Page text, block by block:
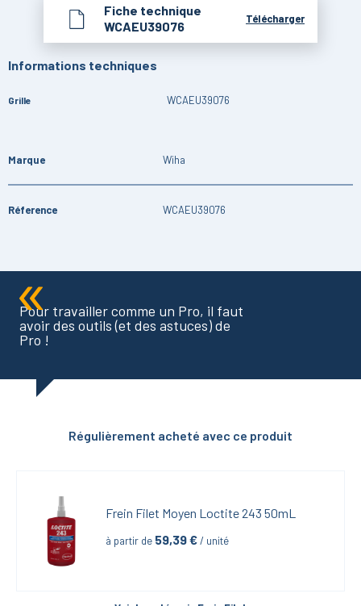
Fiche technique
WCAEU39076
Télécharger
Informations techniques
Grille WCAEU39076
Marque Wiha
Réference WCAEU39076
Pour travailler comme un Pro, il faut
avoir des outils (et des astuces) de
Pro !
Régulièrement acheté avec ce produit
Frein Filet Moyen Loctite 243 50mL
à partir de 59,39 € / unité